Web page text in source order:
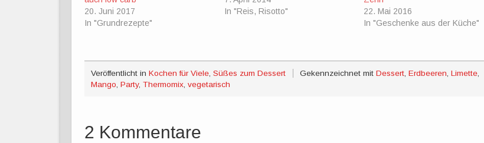
20. Juni 2017
In "Grundrezepte"
In "Reis, Risotto"
22. Mai 2016
In "Geschenke aus der Küche"
Veröffentlicht in Kochen für Viele, Süßes zum Dessert Gekennzeichnet mitDessert ,Erdbeeren ,Limette
Mango Party, Thermomix, vegetarisch
2 Kommentare